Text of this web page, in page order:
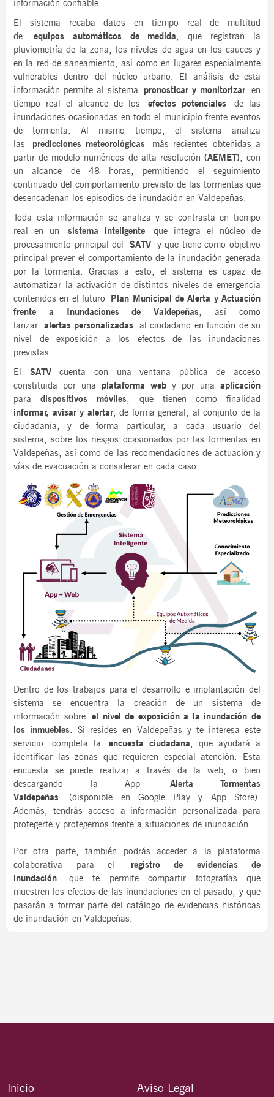
información confiable.
El sistema recaba datos en tiempo real de multitud
de equipos automáticos de medida , que registran la
pluviometría de la zona, los niveles de agua en los cauces y
en la red de saneamiento, así como en lugares especialmente
vulnerables dentro del núcleo urbano. El análisis de esta
información permite al sistema pronosticar y monitorizar en
tiempo real el alcance de los efectos potenciales de las
inundaciones ocasionadas en todo el municipio frente eventos
de tormenta. Al mismo tiempo, el sistema analiza
las predicciones meteorológicas más recientes obtenidas a
partir de modelo numéricos de alta resolución (AEMET) , con
un alcance de 48 horas, permitiendo el seguimiento
continuado del comportamiento previsto de las tormentas que
desencadenan los episodios de inundación en Valdepeñas.
Toda esta información se analiza y se contrasta en tiempo
real en un sistema inteligente que integra el núcleo de
procesamiento principal del SATVy que tiene como objetivo
principal prever el comportamiento de la inundación generada
por la tormenta. Gracias a esto, el sistema es capaz de
automatizar la activación de distintos niveles de emergencia
contenidos en el futuro Plan Municipal de Alerta y Actuación
frente a Inundaciones de Valdepeñas , así como
lanzar alertas personalizadas al ciudadano en función de su
nivel de exposición a los efectos de las inundaciones
previstas.
El SATVcuenta con una ventana pública de acceso
constituida por una plataforma web y por una aplicación
paradispositivos móviles , que tienen como finalidad
informar, avisar y alertar, de forma general, al conjunto de la
ciudadanía, y de forma particular, a cada usuario del
sistema, sobre los riesgos ocasionados por las tormentas en
Valdepeñas, así como de las recomendaciones de actuación y
vías de evacuación a considerar en cada caso.
Dentro de los trabajos para el desarrollo e implantación del
sistema se encuentra la creación de un sistema de
información sobreel nivel de exposición a la inundación de
los inmuebles. Si resides en Valdepeñas y te interesa este
servicio, completa la encuesta ciudadana, que ayudará a
identificar las zonas que requieren especial atención. Esta
encuesta se puede realizar a través da la web, o bien
descargando la App Alerta Tormentas
Valdepeñas (disponible en Google Play y App Store).
Además, tendrás acceso a información personalizada para
protegerte y protegernos frente a situaciones de inundación.
Por otra parte, también podrás acceder a la plataforma
colaborativa para el registro de evidencias de
inundación que te permite compartir fotografías que
muestren los efectos de las inundaciones en el pasado, y que
pasarán a formar parte del catálogo de evidencias históricas
de inundación en Valdepeñas.
Inicio
Aviso Legal